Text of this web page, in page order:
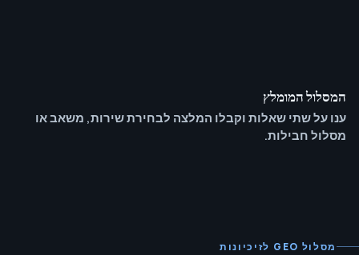
המסלול המומלץ
ענו על שתי שאלות וקבלו המלצה לבחירת שירות, משאב או
מסלול חבילות.
מסלול GEO לזיכיונות